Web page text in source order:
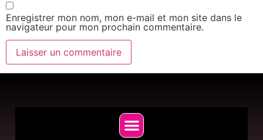
Enregistrer mon nom, mon e-mail et mon site dans le
navigateur pour mon prochain commentaire.